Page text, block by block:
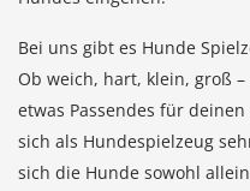
Bei uns gibt es Hunde
Ob weich, hart, klein, groß
etwas Passendes für
sich als Hundespielzeug
sich die Hunde sowohl